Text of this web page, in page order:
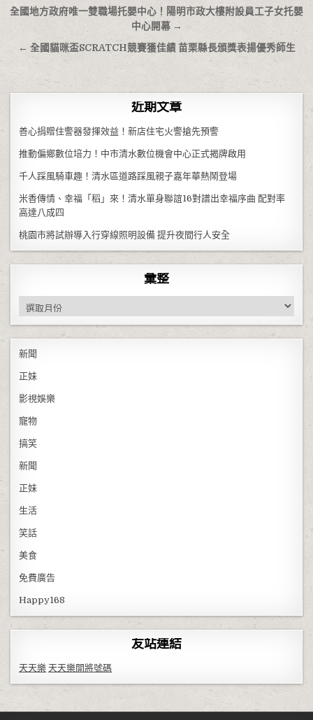
文章導覽
全國地方政府唯一雙職場托嬰中心！陽明市政大樓附設員工子女托嬰
中心開幕 →
← 全國貓咪盃SCRATCH競賽獲佳績 苗栗縣長頒獎表揚優秀師生
近期文章
善心捐贈住警器發揮效益！新店住宅火警搶先預警
推動偏鄉數位培力！中市清水數位機會中心正式揭牌啟用
千人踩風騎車趣！清水區道路踩風親子嘉年華熱鬧登場
米香傳情、幸福「稻」來！清水單身聯誼16對譜出幸福序曲 配對率
高達八成四
桃園市將試辦導入行穿線照明設備 提升夜間行人安全
彙整
彙整
新聞
正妹
影視娛樂
寵物
搞笑
新聞
正妹
生活
笑話
美食
免費廣告
Happy168
友站連結
天天樂 天天樂開將號碼